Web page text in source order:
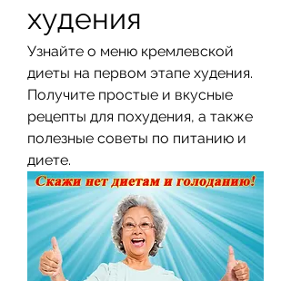
худения
Узнайте о меню кремлевской
диеты на первом этапе худения.
Получите простые и вкусные
рецепты для похудения, а также
полезные советы по питанию и
диете.